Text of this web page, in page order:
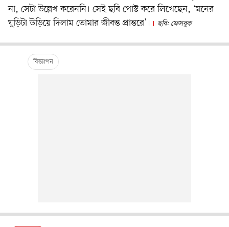
না, সেটা উল্লেখ করেননি। সেই ছবি পোস্ট করে লিখেছেন, ‘মনের
ঘুড়িটা উড়িয়ে দিলাম তোমার জীবন্ত প্রান্তরে’।
ছবি: ফেসবুক